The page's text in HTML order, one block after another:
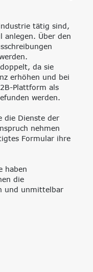
tätig sind,
anlegen. Über den
da sie
erhöhen und bei
Plattform als
werden.
die Dienste der
nehmen
Formular ihre
haben
die
und unmittelbar